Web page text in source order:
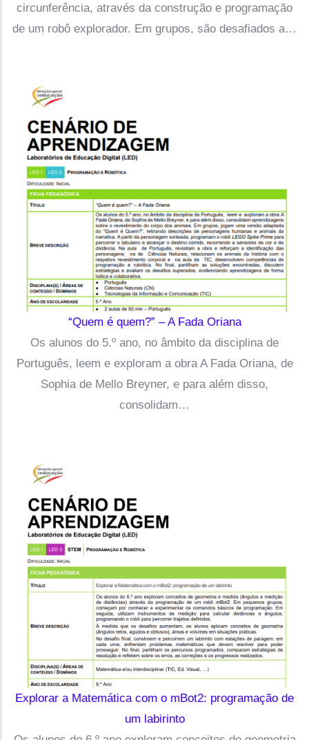
circunferência, através da construção e programação
de um robô explorador. Em grupos, são desafiados a…
“Quem é quem?” – A Fada Oriana
Os alunos do 5.º ano, no âmbito da disciplina de
Português, leem e exploram a obra A Fada Oriana, de
Sophia de Mello Breyner, e para além disso,
consolidam…
Explorar a Matemática com o mBot2: programação de
um labirinto